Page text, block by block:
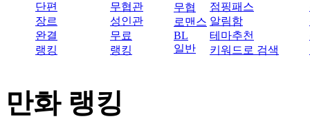
단편
장르
완결
랭킹
무협관
성인관
무료
랭킹
무협
로맨스
BL
일반
점핑패스
알림함
테마추천
키워드로 검색
만화 랭킹